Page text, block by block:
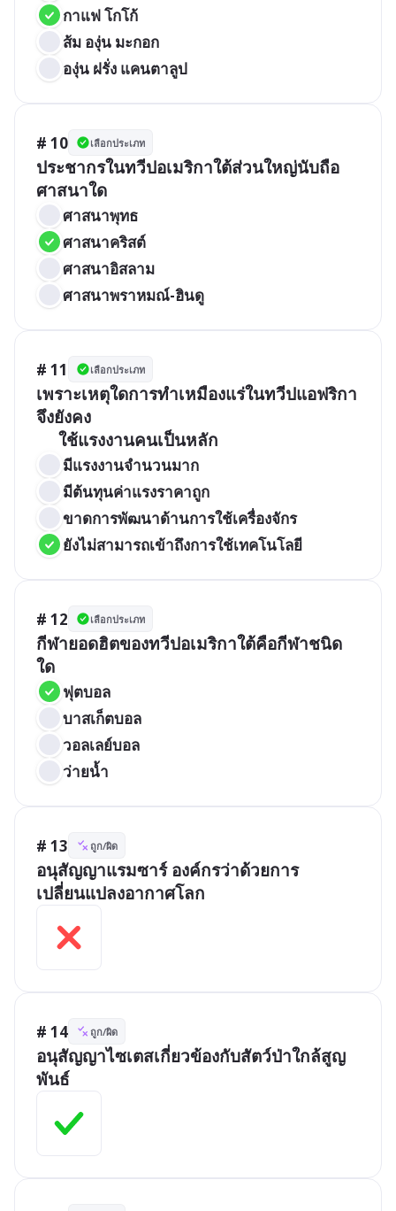
กาแฟ โกโก้
ส้ม องุ่น มะกอก
องุ่น ฝรั่ง แคนตาลูป
# 10 เลือกประเภท
ประชากรในทวีปอเมริกาใต้ส่วนใหญ่นับถือ
ศาสนาใด
ศาสนาพุทธ
ศาสนาคริสต์
ศาสนาพราหมณ์-ฮินดู
# 11 เลือกประเภท
เพราะเหตุใดการทำเหมืองแร่ในทวีปแอฟริกา
จึงยังคง
มีแรงงานจำนวนมาก
มีต้นทุนค่าแรงราคาถูก
ขาดการพัฒนาด้านการใช้เครื่องจักร
ยังไม่สามารถเข้าถึงการใช้เทคโนโลยี
# 12 เลือกประเภท
กีฬายอดฮิตของทวีปอเมริกาใต้คือกีฬาชนิด
ใด
บาสเก็ตบอล
วอลเลย์บอล
ว่ายน้ำ
# 13 ถูก/ผิด
อนุสัญญาแรมซาร์ องค์กรว่าด้วยการ
เปลี่ยนแปลงอากาศโลก
# 14 ถูก/ผิด
อนุสัญญาไซเตสเกี่ยวข้องกับสัตว์ป่าใกล้สูญ
พันธ์